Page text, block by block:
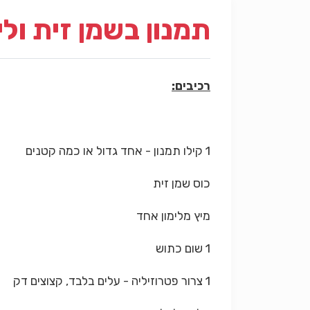
תמנון בשמן זית
רכיבים:
1 קילו תמנון - אחד גדול או כמה קטנים
כוס שמן זית
מיץ מלימון אחד
1 שום כתוש
1 צרור פטרוזיליה - עלים בלבד, קצוצים דק